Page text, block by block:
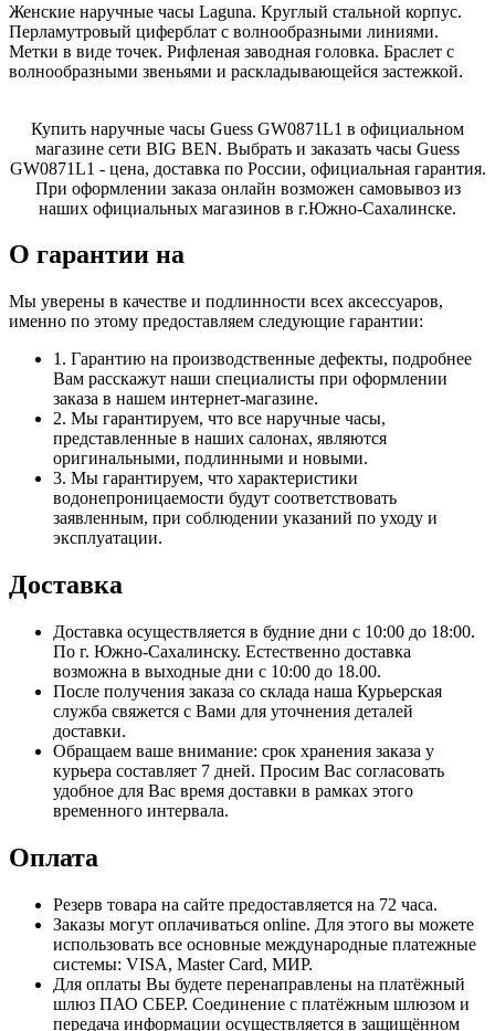
Женские наручные часы Laguna. Круглый стальной корпус.
Перламутровый циферблат с волнообразными линиями.
Метки в виде точек. Рифленая заводная головка. Браслет с
волнообразными звеньями и раскладывающейся застежкой.
Купить наручные часы Guess GW0871L1 в официальном
магазине сети BIG BEN. Выбрать и заказать часы Guess
GW0871L1 - цена, доставка по России, официальная гарантия.
При оформлении заказа онлайн возможен самовывоз из
наших официальных магазинов в г.Южно-Сахалинске.
О гарантии на
Мы уверены в качестве и подлинности всех аксессуаров,
именно по этому предоставляем следующие гарантии:
1. Гарантию на производственные дефекты, подробнее
Вам расскажут наши специалисты при оформлении
заказа в нашем интернет-магазине.
2. Мы гарантируем, что все наручные часы,
представленные в наших салонах, являются
оригинальными, подлинными и новыми.
3. Мы гарантируем, что характеристики
водонепроницаемости будут соответствовать
заявленным, при соблюдении указаний по уходу и
эксплуатации.
Доставка
Доставка осуществляется в будние дни с 10:00 до 18:00.
По г. Южно-Сахалинску. Естественно доставка
возможна в выходные дни с 10:00 до 18.00.
После получения заказа со склада наша Курьерская
служба свяжется с Вами для уточнения деталей
доставки.
Обращаем ваше внимание: срок хранения заказа у
курьера составляет 7 дней. Просим Вас согласовать
удобное для Вас время доставки в рамках этого
временного интервала.
Оплата
Резерв товара на сайте предоставляется на 72 часа.
Заказы могут оплачиваться online. Для этого вы можете
использовать все основные международные платежные
системы: VISA, Master Card, МИР.
Для оплаты Вы будете перенаправлены на платёжный
шлюз ПАО СБЕР. Соединение с платёжным шлюзом и
передача информации осуществляется в защищённом